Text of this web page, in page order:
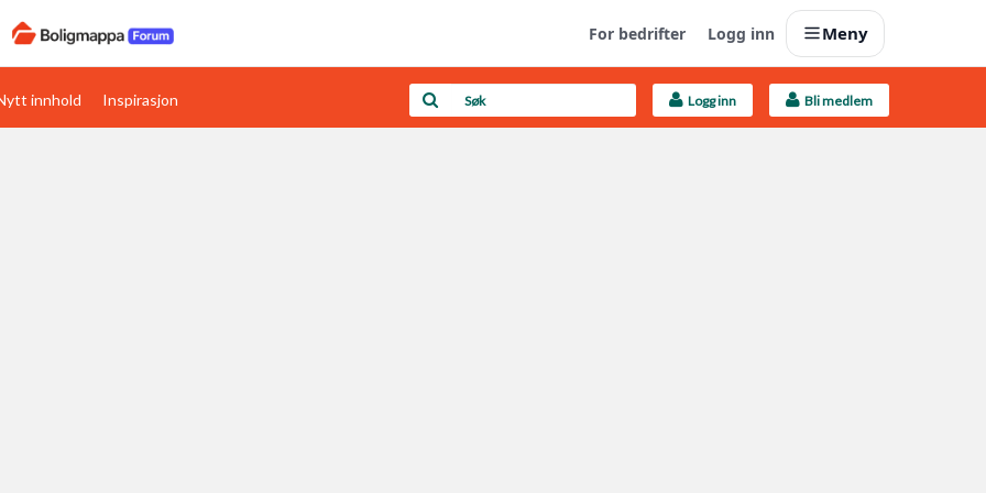
For bedrifter Logg inn Meny
Boligens papirer Last opp selv
innhold Inspirasjon Logg inn Bli medlem